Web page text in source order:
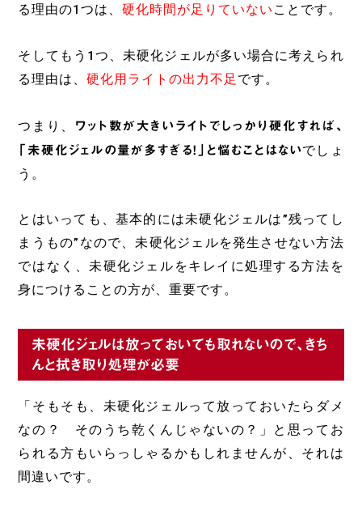
る理由の1つは、硬化時間が足りていない ことです。
そしてもう1つ、未硬化ジェルが多い場合に考えられ
る理由は、硬化用ライトの出力不足 です。
つまり、
ワット数が大きいライトでしっかり硬化すれば、
「未硬化ジェルの量が多すぎる！」と悩むことはないでしょ
う。
とはいっても、基本的には未硬化ジェルは”残ってし
まうもの”なので、未硬化ジェルを発生させない方法
ではなく、未硬化ジェルをキレイに処理する方法を
身につけることの方が、重要です。
未硬化ジェルは放っておいても取れないので、きち
んと拭き取り処理が必要
「そもそも、未硬化ジェルって放っておいたらダメ
なの？ そのうち乾くんじゃないの？」と思ってお
られる方もいらっしゃるかもしれませんが、それは
間違いです。